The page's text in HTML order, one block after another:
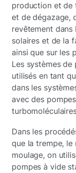
production et de
et de dégazage,
revêtement
solaires et de la
ainsi que sur les
Les systèmes de
utilisés en tant
dans les
avec des
Dans les
que la trempe, le
moulage, on
pompes à vide